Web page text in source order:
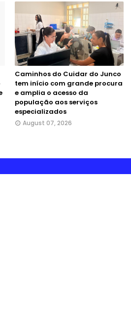
Caminhos do Cuidar do Junco
tem início com grande procura
e amplia o acesso da
população aos serviços
especializados
August 07, 2026